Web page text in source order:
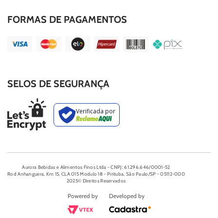
FORMAS DE PAGAMENTOS
SELOS DE SEGURANÇA
Aurora Bebidas e Alimentos Finos Ltda - CNPJ: 61.296.646/0001-52
Rod Anhanguera, Km 15, CLA 015 Modulo 18 - Pirituba, São Paulo/SP - 05112-000
2025© Direitos Reservados
Powered by Developed by